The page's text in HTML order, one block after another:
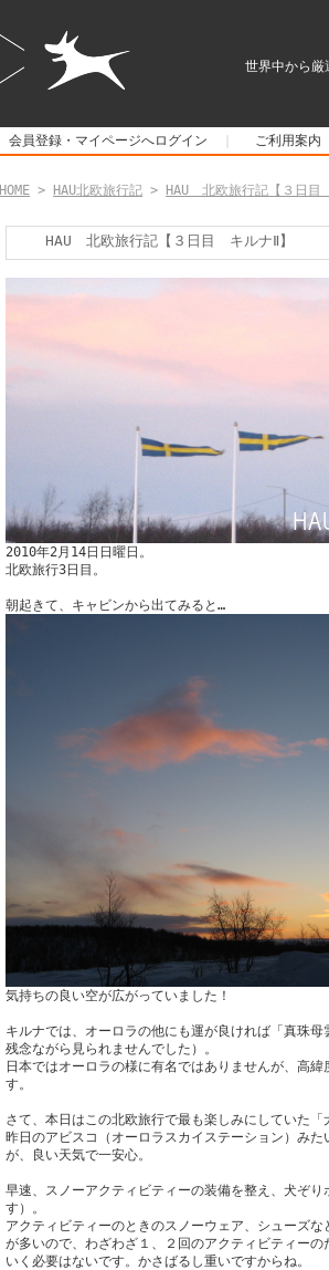
世界中から厳
会員登録・マイページへログイン ご利用案内
HOME > HAU北欧旅行記 > HAU 北欧旅行記【３日目
HAU 北欧旅行記【３日目 キルナⅡ】
2010年2月14日日曜日。
北欧旅行3日目。
朝起きて、キャビンから出てみると…
気持ちの良い空が広がっていました！
キルナでは、オーロラの他にも運が良ければ「真珠
残念ながら見られませんでした）。
日本ではオーロラの様に有名ではありませんが、高
す。
さて、本日はこの北欧旅行で最も楽しみにしていた「
昨日のアビスコ（オーロラスカイステーション）み
が、良い天気で一安心。
早速、スノーアクティビティーの装備を整え、犬ぞ
す）。
アクティビティーのときのスノーウェア、シューズ
が多いので、わざわざ１、２回のアクティビティー
いく必要はないです。かさばるし重いですからね。